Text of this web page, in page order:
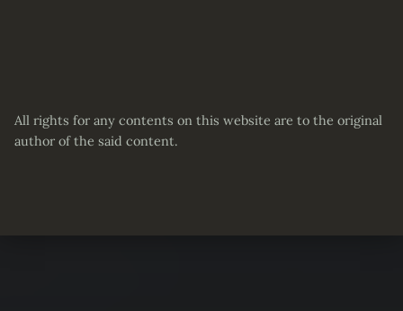
All rights for any contents on this website are to the original
author of the said content.